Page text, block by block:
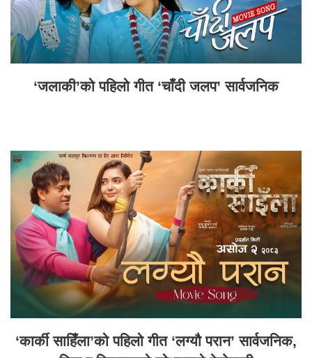
‘जलाकी’को पहिलो गीत ‘चाँदी जलप’ सार्वजनिक
‘कार्की साहिँला’को पहिलो गीत ‘लग्यौ परान’ सार्वजनिक,